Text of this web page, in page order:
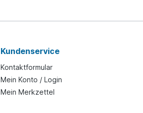
Kundenservice
Kontaktformular
Mein Konto / Login
Mein Merkzettel